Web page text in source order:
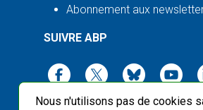
Nous n'utilisons pas de cookies
Abonnement aux
SUIVRE ABP